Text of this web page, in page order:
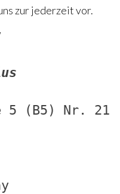
zur jederzeit vor.
5 (B5) Nr. 21